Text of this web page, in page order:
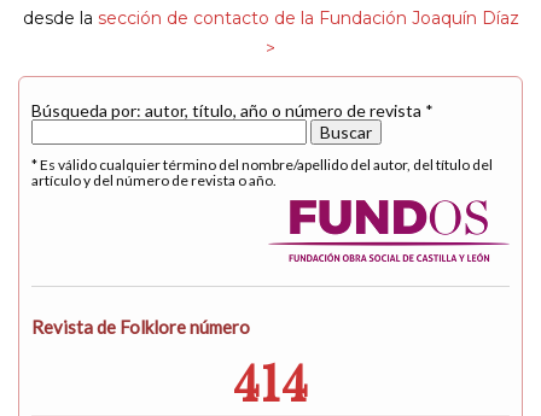
desde la sección de contacto de la Fundación Joaquín Díaz
>
Búsqueda por: autor, título, año o número de revista *
* Es válido cualquier término del nombre/apellido del autor, del título del
artículo y del número de revista o año.
Revista de Folklore número
414